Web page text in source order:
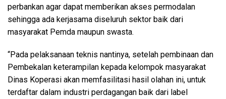
perbankan agar dapat memberikan akses permodalan
sehingga ada kerjasama diseluruh sektor baik dari
masyarakat Pemda maupun swasta.
“Pada pelaksanaan teknis nantinya, setelah pembinaan dan
Pembekalan keterampilan kepada kelompok masyarakat
Dinas Koperasi akan memfasilitasi hasil olahan ini, untuk
terdaftar dalam industri perdagangan baik dari label